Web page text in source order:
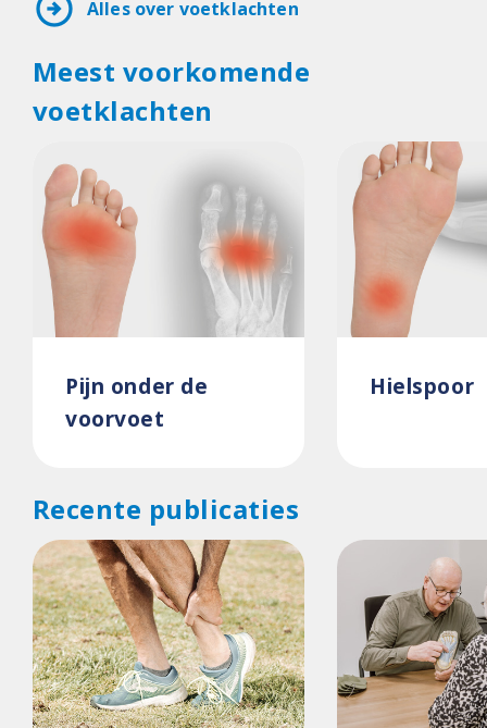
arrow_circle_right Alles over voetklachten
Meest voorkomende
voetklachten
Pijn onder de
voorvoet
Hielspoor
Recente publicaties